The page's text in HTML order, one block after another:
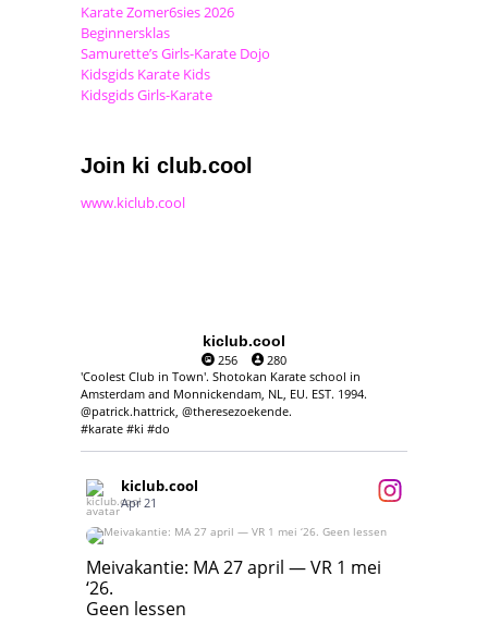
Karate Zomer6sies 2026
Beginnersklas
Samurette’s Girls-Karate Dojo
Kidsgids Karate Kids
Kidsgids Girls-Karate
Join ki club.cool
www.kiclub.cool
kiclub.cool
256
280
'Coolest Club in Town'. Shotokan Karate school in
Amsterdam and Monnickendam, NL, EU. EST. 1994.
@patrick.hattrick, @theresezoekende.
#karate #ki #do
kiclub.cool
Apr 21
Meivakantie: MA 27 april — VR 1 mei ‘26.
Geen lessen
Meivakantie: MA 27 april — VR 1 mei
‘26.
Geen lessen